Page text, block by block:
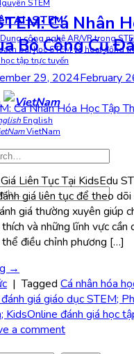
STEM
AI+STEM
công nghệ AR/VR trong
bài học STEM và hoạt động
tập trực tuyến
English
VietNam
Cá Nhân
Bộ Công Cụ
29, 2024February
Liên Tục Tại KidsEdu
giá liên tục để theo
giá thường xuyên giúp
và những lĩnh vực cần
điều chỉnh phương […]
→
| Tagged Cá nhân hóa
giá giáo dục STEM;
KidsOnline đánh giá học
a comment